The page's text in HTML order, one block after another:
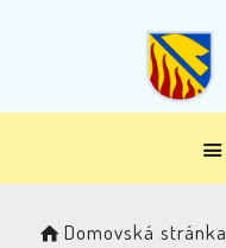
Domovská stránka